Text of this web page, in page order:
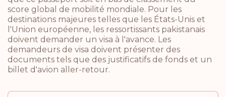
score global de mobilité mondiale. Pour les
destinations majeures telles que les États-Unis et
l'Union européenne, les ressortissants pakistanais
doivent demander un visa à l'avance. Les
demandeurs de visa doivent présenter des
documents tels que des justificatifs de fonds et un
billet d'avion aller-retour.